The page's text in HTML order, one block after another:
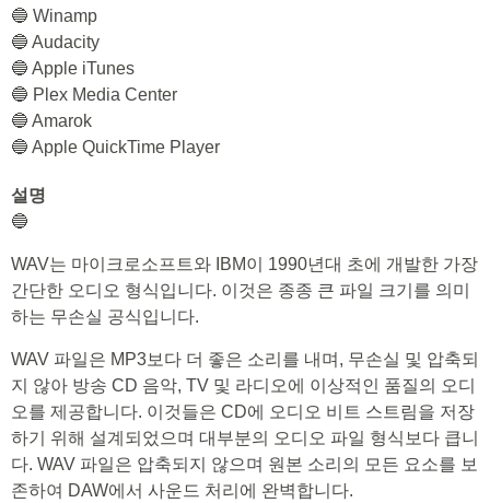
🔵 Winamp
🔵 Audacity
🔵 Apple iTunes
🔵 Plex Media Center
🔵 Amarok
🔵 Apple QuickTime Player
설명
🔵
WAV는 마이크로소프트와 IBM이 1990년대 초에 개발한 가장
간단한 오디오 형식입니다. 이것은 종종 큰 파일 크기를 의미
하는 무손실 공식입니다.
WAV 파일은 MP3보다 더 좋은 소리를 내며, 무손실 및 압축되
지 않아 방송 CD 음악, TV 및 라디오에 이상적인 품질의 오디
오를 제공합니다. 이것들은 CD에 오디오 비트 스트림을 저장
하기 위해 설계되었으며 대부분의 오디오 파일 형식보다 큽니
다. WAV 파일은 압축되지 않으며 원본 소리의 모든 요소를 보
존하여 DAW에서 사운드 처리에 완벽합니다.